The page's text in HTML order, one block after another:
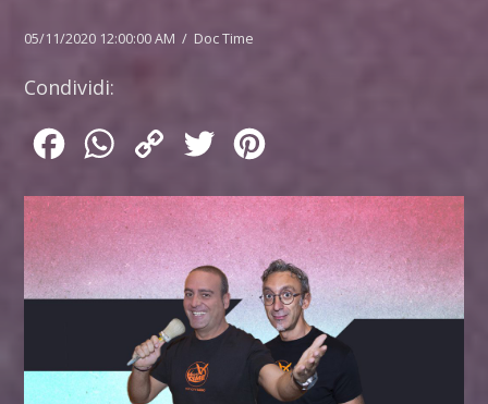
05/11/2020 12:00:00 AM / Doc Time
Condividi:
FacebookWhatsApp
Copy
Twitter